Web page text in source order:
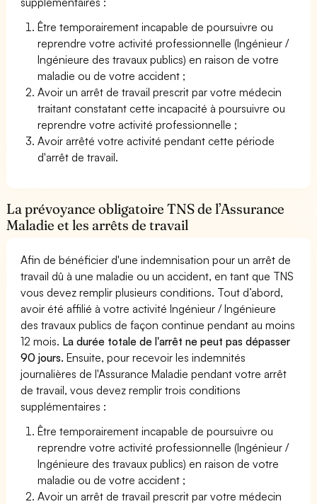
Être temporairement incapable de poursuivre ou
reprendre votre activité professionnelle (Ingénieur /
Ingénieure des travaux publics) en raison de votre
maladie ou de votre accident ;
Avoir un arrêt de travail prescrit par votre médecin
traitant constatant cette incapacité à poursuivre ou
reprendre votre activité professionnelle ;
Avoir arrêté votre activité pendant cette période
d'arrêt de travail.
La prévoyance obligatoire TNS de l’Assurance
Maladie et les arrêts de travail
Afin de bénéficier d'une indemnisation pour un arrêt de
travail dû à une maladie ou un accident, en tant que TNS
vous devez remplir plusieurs conditions. Tout d’abord,
avoir été affilié à votre activité Ingénieur / Ingénieure
des travaux publics de façon continue pendant au moins
12 mois. La durée totale de l'arrêt ne peut pas dépasser
90 jours. Ensuite, pour recevoir les indemnités
journalières de l'Assurance Maladie pendant votre arrêt
de travail, vous devez remplir trois conditions
supplémentaires :
Être temporairement incapable de poursuivre ou
reprendre votre activité professionnelle (Ingénieur /
Ingénieure des travaux publics) en raison de votre
maladie ou de votre accident ;
Avoir un arrêt de travail prescrit par votre médecin